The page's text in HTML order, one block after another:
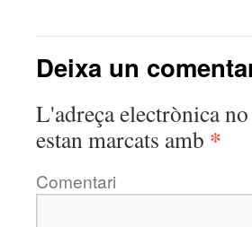
Deixa un
L'adreça electrònica
estan marcats amb *
Comentari